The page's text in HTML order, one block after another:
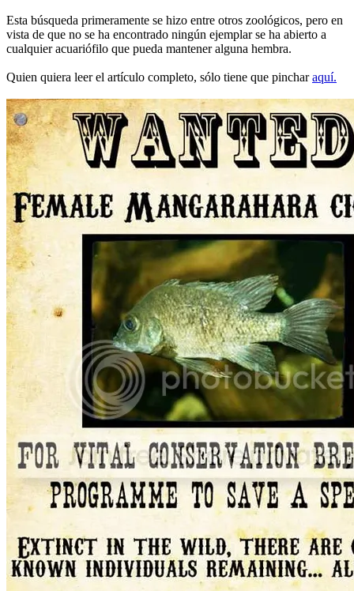
Esta búsqueda primeramente se hizo entre otros zoológicos, pero en
vista de que no se ha encontrado ningún ejemplar se ha abierto a
cualquier acuariófilo que pueda mantener alguna hembra.
Quien quiera leer el artículo completo, sólo tiene que pincharaquí.